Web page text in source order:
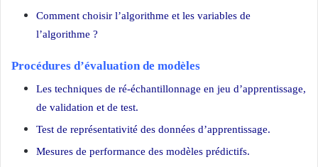
Comment choisir l’algorithme et les variables de
l’algorithme ?
Procédures d’évaluation de modèles
Les techniques de ré-échantillonnage en jeu d’apprentissage,
de validation et de test.
Test de représentativité des données d’apprentissage.
Mesures de performance des modèles prédictifs.